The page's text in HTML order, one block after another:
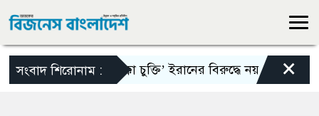
সংবাদ শিরোনাম :‘মক্কা চুক্তি’ ইরানের বিরুদ্ধে নয় : তুরস্ক ×